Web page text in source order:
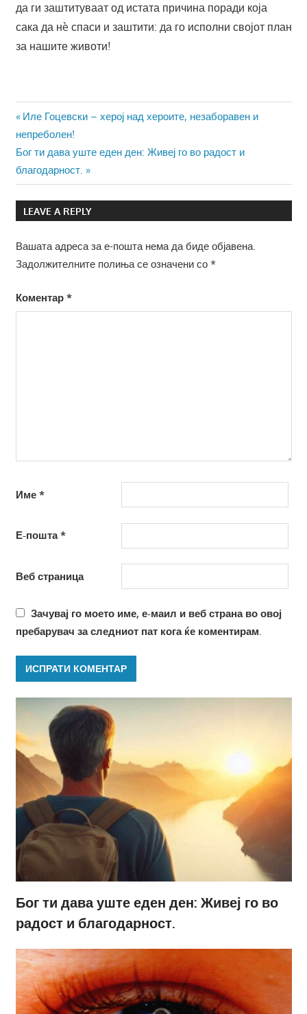
да ги заштитуваат од истата причина поради која
сака да нè спаси и заштити: да го исполни својот план
за нашите животи!
Навигација
на
напис
Previous
Post:
Иле Гоцевски – херој над хероите, незаборавен и
непреболен!
Next
Post:
Бог ти дава уште еден ден: Живеј го во радост и
благодарност.
LEAVE A REPLY
Вашата адреса за е-пошта нема да биде објавена.
Задолжителните полиња се означени со *
Коментар *
Име *
Е-пошта*
Веб страница
Зачувај го моето име, е-маил и веб страна во овој
пребарувач за следниот пат кога ќе коментирам.
Бог ти дава уште еден ден: Живеј го во
радост и благодарност.